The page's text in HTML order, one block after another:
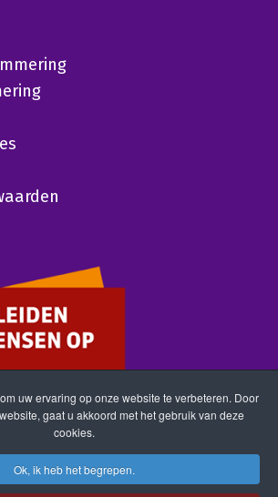
uw ervaring op onze website te verbeteren. Door
gaat u akkoord met het gebruik van deze
cookies.
Ok, ik heb het begrepen.